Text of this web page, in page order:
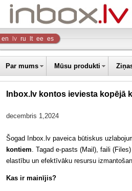
Inbox
Company
en lv ru lt ee es
Par mums Mūsu produkti
Inbox.lv kontos ieviesta kopējā
decembris 1,2024
Šogad Inbox.lv paveica būtiskus
kontiem. Tagad e-pasts (Mail), faili
elastību un efektīvāku resursu
Kas ir mainījis?